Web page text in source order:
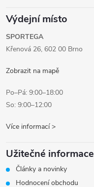
Výdejní místo
SPORTEGA
Křenová 26, 602 00 Brno
Zobrazit na mapě
Po–Pá: 9:00–18:00
So: 9:00–12:00
Více informací >
Užitečné informace
Články a novinky
Hodnocení obchodu